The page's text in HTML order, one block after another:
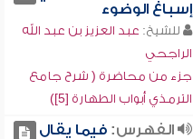
إسباغ الوضوء
للشيخ: عبد العزيز بن عبد الله
الراجحي
جزء من محاضرة ( شرح جامع
الترمذي أبواب الطهارة [5])
الفهرس:فيما يقال